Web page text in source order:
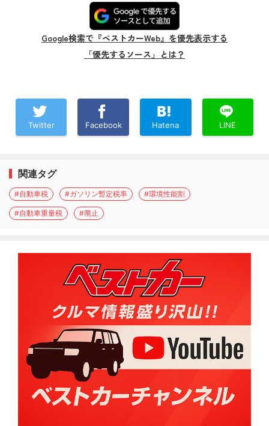
Google検索で『ベストカーWeb』を優先表示する
「優先するソース」とは？
Twitter Facebook Hatena LINE
関連タグ
#自動車税 #ガソリン暫定税率 #環境性能割
#自動車重量税 #廃止